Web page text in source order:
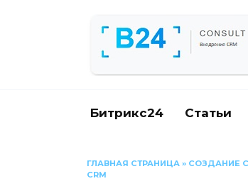
Битрикс24 Статьи
ГЛАВНАЯ СТРАНИЦА » СОЗДАНИЕ
CRM